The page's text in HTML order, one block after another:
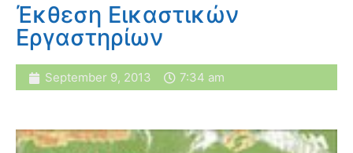
Έκθεση Εικαστικών
Εργαστηρίων
September 9, 2013 7:34 am